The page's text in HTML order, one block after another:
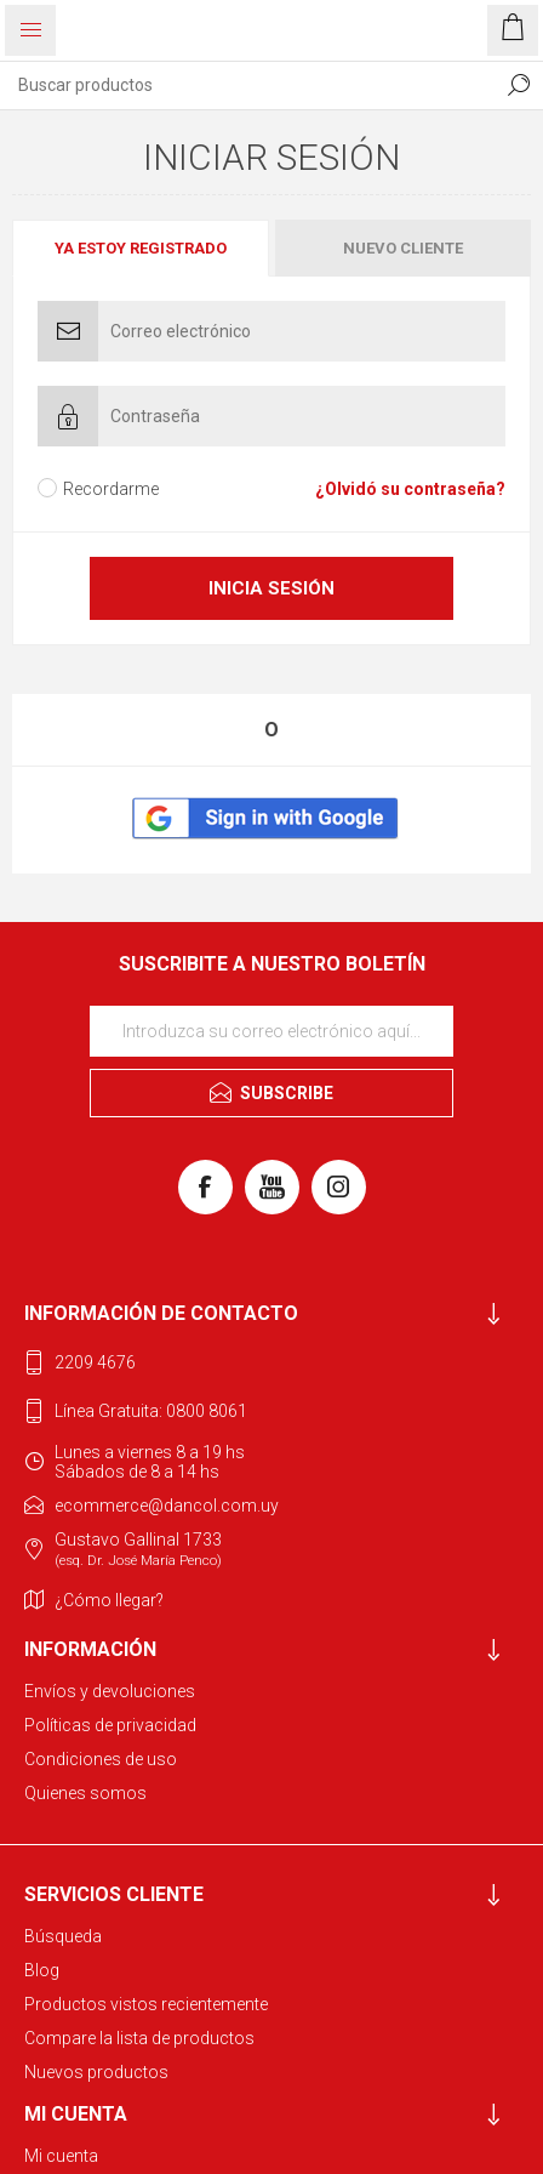
INICIAR SESIÓN
YA ESTOY REGISTRADO NUEVO CLIENTE
Recordarme ¿Olvidó su contraseña?
O
SUSCRIBITE A NUESTRO BOLETÍN
SUBSCRIBE
INFORMACIÓN DE CONTACTO
2209 4676
Línea Gratuita: 0800 8061
Lunes a viernes 8 a 19 hs
Sábados de 8 a 14 hs
ecommerce@dancol.com.uy
Gustavo Gallinal 1733
(esq. Dr. José María Penco)
¿Cómo llegar?
INFORMACIÓN
Envíos y devoluciones
Políticas de privacidad
Condiciones de uso
Quienes somos
SERVICIOS CLIENTE
Búsqueda
Blog
Productos vistos recientemente
Compare la lista de productos
Nuevos productos
MI CUENTA
Mi cuenta